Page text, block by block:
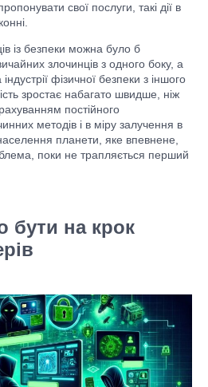
свої послуги, такі дії в
із безпеки можна було б
злочинців з одного боку, а
фізичної безпеки з іншого
зростає набагато швидше, ніж
постійного
методів і в міру залучення в
планети, яке впевнене,
поки не трапляється перший
бути на крок